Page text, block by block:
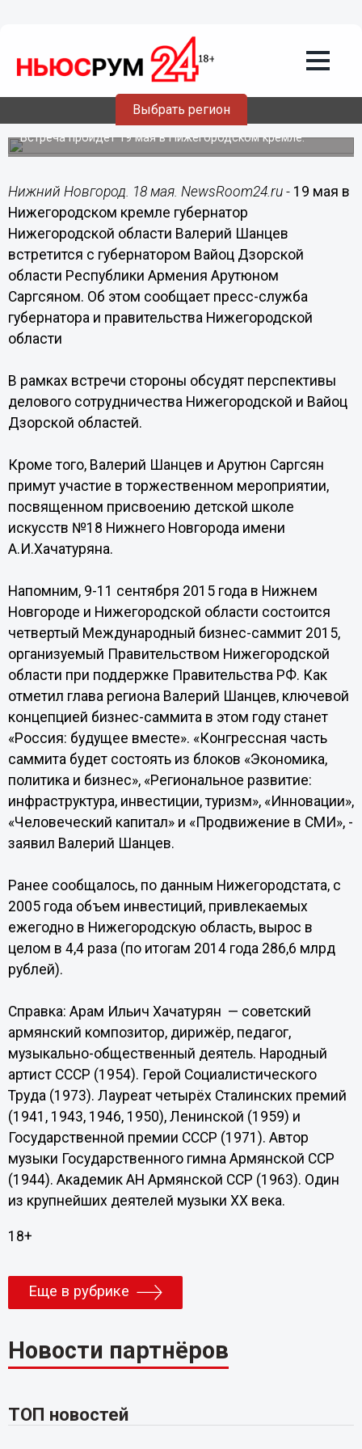
Выбрать регион
Валерий Шанцев встретится с
губернатором Вайоц Дзорской области
Республики Армения Арутюном
Встреча пройдет 19 мая в Нижегородском кремле.
Нижний Новгород. 18 мая. NewsRoom24.ru - 19 мая в
Нижегородском кремле губернатор
Нижегородской области Валерий Шанцев
встретится с губернатором Вайоц Дзорской
области Республики Армения Арутюном
Саргсяном. Об этом сообщает пресс-служба
губернатора и правительства Нижегородской
области
В рамках встречи стороны обсудят перспективы
делового сотрудничества Нижегородской и Вайоц
Дзорской областей.
Кроме того, Валерий Шанцев и Арутюн Саргсян
примут участие в торжественном мероприятии,
посвященном присвоению детской школе
искусств №18 Нижнего Новгорода имени
А.И.Хачатуряна.
Напомним, 9-11 сентября 2015 года в Нижнем
Новгороде и Нижегородской области состоится
четвертый Международный бизнес-саммит 2015,
организуемый Правительством Нижегородской
области при поддержке Правительства РФ. Как
отметил глава региона Валерий Шанцев, ключевой
концепцией бизнес-саммита в этом году станет
«Россия: будущее вместе». «Конгрессная часть
саммита будет состоять из блоков «Экономика,
политика и бизнес», «Региональное развитие:
инфраструктура, инвестиции, туризм», «Инновации»,
«Человеческий капитал» и «Продвижение в СМИ», -
заявил Валерий Шанцев.
Ранее сообщалось, по данным Нижегородстата, с
2005 года объем инвестиций, привлекаемых
ежегодно в Нижегородскую область, вырос в
целом в 4,4 раза (по итогам 2014 года 286,6 млрд
рублей).
Справка: Арам Ильич Хачатурян — советский
армянский композитор, дирижёр, педагог,
музыкально-общественный деятель. Народный
артист СССР (1954). Герой Социалистического
Труда (1973). Лауреат четырёх Сталинских премий
(1941, 1943, 1946, 1950), Ленинской (1959) и
Государственной премии СССР (1971). Автор
музыки Государственного гимна Армянской ССР
(1944). Академик АН Армянской ССР (1963). Один
из крупнейших деятелей музыки XX века.
18+
Еще в рубрике
Новости партнёров
ТОП новостей